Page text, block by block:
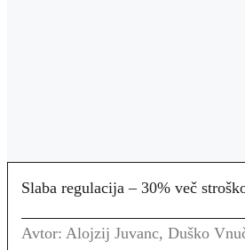
Slaba regulacija – 30% več
Avtor: Alojzij Juvanc, Duško